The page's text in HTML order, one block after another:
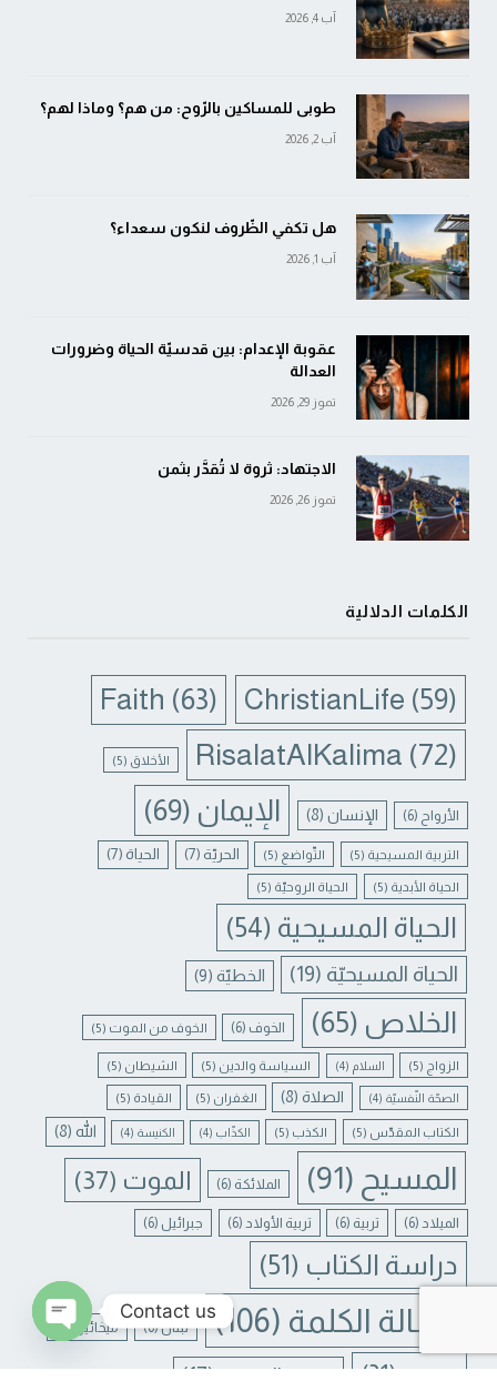
آب 4, 2026
طوبى للمساكين بالرّوح: من هم؟ وماذا لهم؟
آب 2, 2026
هل تكفي الظّروف لنكون سعداء؟
آب 1, 2026
عقوبة الإعدام: بين قدسيّة الحياة وضرورات
العدالة
تموز 29, 2026
الاجتهاد: ثروة لا تُقدَّر بثمن
تموز 26, 2026
الكلمات الدلالية
ChristianLife (59)
Faith (63)
RisalatAlKalima (72) الأخلاق (5)
الأرواح (6) الإنسان(8) الإيمان (69)
التربية المسيحية (5) التّواضع (5) الحريّة (7) الحياة (7)
الحياة الأبدية (5) الحياة الروحيّة (5)
الحياة المسيحية (54)
الحياة المسيحيّة (19) الخطيّة (9)
الخلاص (65) الخوف (6) الخوف من الموت (5)
الزواج (5) السلام (4) السياسة والدين (5) الشيطان (5)
الصحّة النّفسيّة (4) الصلاة(8) الغفران (5) القيادة (5)
الكتاب المقدّس (5) الكذب (5) الكذّاب (4) الكنيسة (4) الله (8)
المسيح (91) الملائكة (6) الموت (37)
الميلاد (6) تربية (6) تربية الأولاد (6) جبرائيل (6)
دراسة الكتاب (51)
رسالة الكلمة (106) لبنان(6) ميخائيل(6)
(31) يسوع المسيح (17)
Contact us